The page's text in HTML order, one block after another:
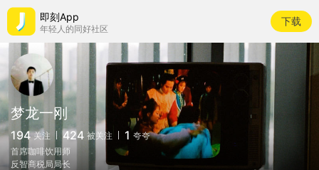
即刻App
年轻人的同好社区
下载
梦龙一刚
194 关注 424 被关注 1 夸夸
首席咖啡饮用师
反智商税局局长